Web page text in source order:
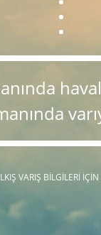
VARIŞ BİLGİLERİ